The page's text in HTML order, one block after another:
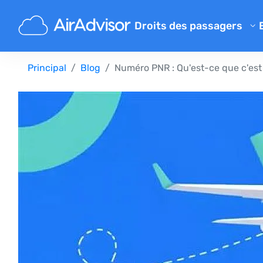
Droits des passagers
Calculateur d'indemnisation
Indemnisation pour un vol
Indemnisation pour un vol
Indemnisation pour
Indemnisation des
Réclamations aux
Grève des compagnies
Principal Blog Numéro PNR : Qu'est-ce que